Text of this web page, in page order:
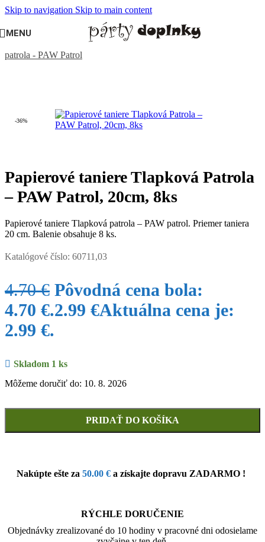
Skip to navigation Skip to main content
MENU
DETSKÁ OSLAVA Oslava pre chlapca
patrola - PAW Patrol
-36%
Papierové taniere Tlapková Patrola
– PAW Patrol, 20cm, 8ks
Papierové taniere Tlapková patrola – PAW patrol. Priemer taniera
20 cm. Balenie obsahuje 8 ks.
Katalógové číslo: 60711,03
4.70€ Pôvodná cena bola:
4.70 €.2.99 €Aktuálna cena je:
2.99 €.
Skladom 1 ks
Môžeme doručiť do: 10. 8. 2026
PRIDAŤ DO KOŠÍKA
Nakúpte ešte za 50.00 € a získajte dopravu ZADARMO !
RÝCHLE DORUČENIE
Objednávky zrealizované do 10 hodiny v pracovné dni odosielame